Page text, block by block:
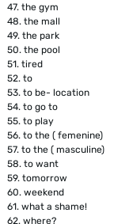
47. the gym
48. the mall
49. the park
50. the pool
51. tired
52. to
53. to be- location
54. to go to
55. to play
56. to the ( femenine)
57. to the ( masculine)
58. to want
59. tomorrow
60. weekend
61. what a shame!
62. where?